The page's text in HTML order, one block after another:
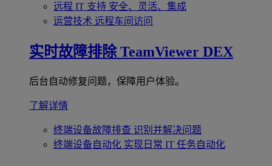
远程 IT 支持 安全、灵活、集成
运营技术 远程车间访问
实时故障排除 TeamViewer DEX
后台自动修复问题，保障用户体验。
了解详情
终端设备故障排查 识别并解决问题
终端设备自动化 实现日常 IT 任务自动化